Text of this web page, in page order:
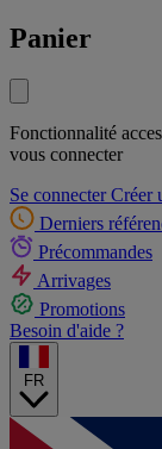
Panier
Fonctionnalité
vous connecter
Se connecter Créer
Derniers
Précommandes
Arrivages
Promotions
Besoin d'aide ?
FR